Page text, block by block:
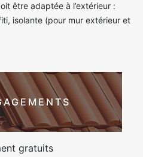
être adaptée à l’extérieur :
isolante (pour mur extérieur et
gratuits